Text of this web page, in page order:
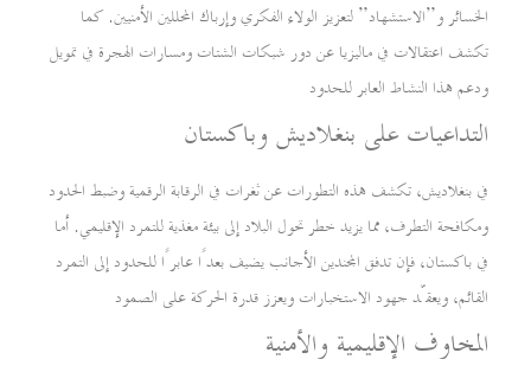
الخسائر و”الاستشهاد” لتعزيز الولاء الفكري وإرباك المحللين الأمنيين. كما
تكشف اعتقالات في ماليزيا عن دور شبكات الشتات ومسارات الهجرة في تمويل
ودعم هذا النشاط العابر للحدود
التداعيات على بنغلاديش وباكستان
في بنغلاديش، تكشف هذه التطورات عن ثغرات في الرقابة الرقمية وضبط الحدود
ومكافحة التطرف، مما يزيد خطر تحول البلاد إلى بيئة مغذية للتمرد الإقليمي. أما
في باكستان، فإن تدفق المجندين الأجانب يضيف بعدًا عابرًا للحدود إلى التمرد
القائم، ويعقّد جهود الاستخبارات ويعزز قدرة الحركة على الصمود
المخاوف الإقليمية والأمنية